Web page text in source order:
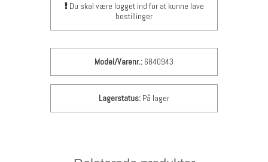
Du skal være logget ind for at kunne lave
bestillinger
Model/Varenr.: 6840943
Lagerstatus: På lager